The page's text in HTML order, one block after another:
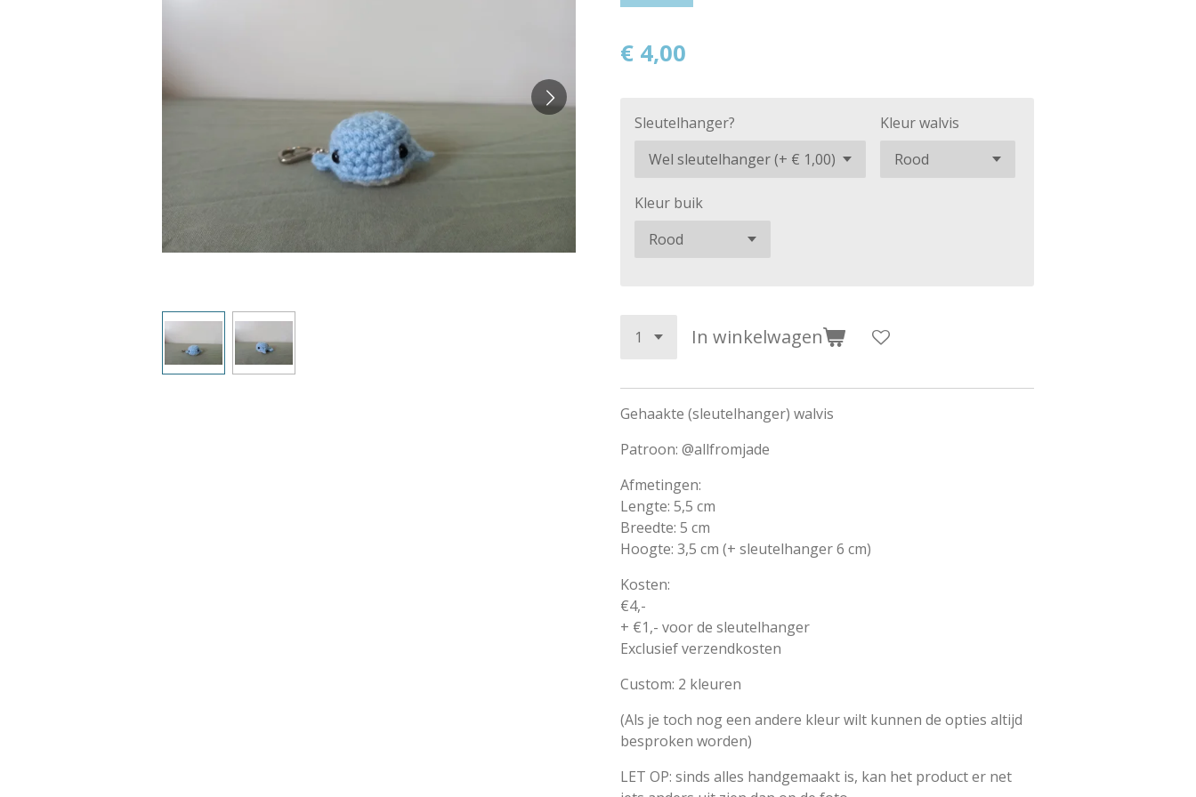
€ 4,00
Sleutelhanger? Kleur walvis
Kleur buik
In winkelwagen
Gehaakte (sleutelhanger) walvis
Patroon: @allfromjade
Afmetingen:
Lengte: 5,5 cm
Breedte: 5 cm
Hoogte: 3,5 cm (+ sleutelhanger 6 cm)
Kosten:
€4,-
+ €1,- voor de sleutelhanger
Exclusief verzendkosten
Custom: 2 kleuren
(Als je toch nog een andere kleur wilt kunnen de opties altijd
besproken worden)
LET OP: sinds alles handgemaakt is, kan het product er net